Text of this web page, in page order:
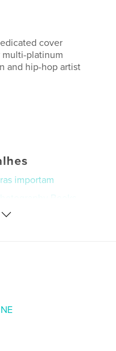
cover
multi-platinum
and hip-hop artist
importam
Books
cm